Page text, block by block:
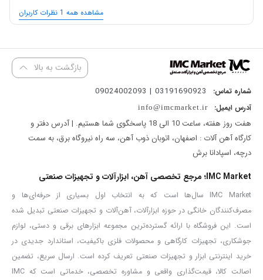
نوعی ورق فولادی است که به‌دلیل ویژگی‌های
مکانیکی مناسب، در صنایع مختلفی مورد استفاده قرار می‌گیرد. این ورق از
نوعورق سیاه نورد گرمبوده و مطابق با استاندارد DIN17100 آلمان و گرید
ST37تولید می‌شود.
مشخصات فنی ورق فولادی ST37:
ضخامت:۶ میلی‌متر
استاندارد تولید:DIN17100
گرید فولادی: ST37
حداقل استحکام تسلیم:235 مگاپاسکال
استحکام کششی:360 تا 510 مگاپاسکال
مشاهده همه 1 نظرات کاربران
بازگشت به بالا
شماره تماس: 03191690923 | 09024002093
آدرس ایمیل: info@imcmarket.ir
هفت روز هفته، ساعت 10 الی 18 پاسخگوی شما هستیم. | آدرس دفتر و
کارگاه آهن آلات : اصفهان، اتوبان ذوب آهن، سه راه نیروگاه برق، به سمت
درچه، اسپادانا برش
IMC Market؛ مرجع تخصصی آهن، ابزارآلات و تجهیزات صنعتی
IMC Market سال‌ها است که به انتخاب اول بسیاری از حرفه‌ای‌ها و
مصرف‌کنندگان خانگی در حوزه ابزارآلات، آهن‌آلات و تجهیزات صنعتی تبدیل شده
است. این فروشگاه با ارائه گسترده‌ترین مجموعه ابزارهای برقی و دستی، لوازم
جوشکاری، تجهیزات کارگاهی و محصولات فلزی باکیفیت، استاندارد جدیدی در
خرید اینترنتی ابزار و تجهیزات صنعتی تعریف کرده است. ارسال سریع، تضمین
اصالت کالا، قیمت‌گذاری واقعی و مشاوره تخصصی، خدماتی است که IMC